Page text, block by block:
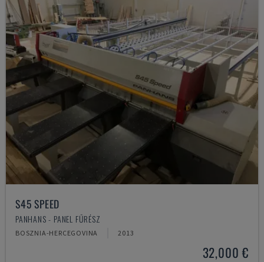
S45 SPEED
PANHANS - PANEL FŰRÉSZ
BOSZNIA-HERCEGOVINA 2013
32,000 €